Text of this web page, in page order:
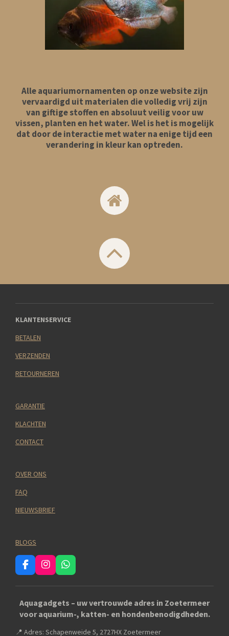
Alle aquariumornamenten op onze website zijn
vervaardigd uit materialen die volledig vrij zijn
van giftige stoffen en absoluut veilig voor uw
vissen, planten en het water. Wel is het is mogelijk
dat door de interactie met water na enige tijd een
verandering in kleur kan optreden.
KLANTENSERVICE
BETALEN
VERZENDEN
RETOURNEREN
GARANTIE
KLACHTEN
CONTACT
OVER ONS
FAQ
NIEUWSBRIEF
BLOGS
F
a
c
b
o
k
I
n
s
a
g
a
W
h
a
s
A
p
Aquagadgets – uw vertrouwde adres in Zoetermeer
voor aquarium-, katten- en hondenbenodigdheden.
📍 Adres: Schapenweide 5, 2727HX Zoetermeer